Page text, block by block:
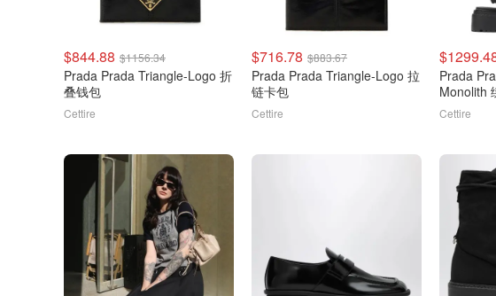
$844.88 $1156.34
Prada Prada Triangle-Logo 折
叠钱包
Cettire
$716.78 $883.67
Prada Prada Triangle-Logo 拉
链卡包
Cettire
Prada
Monolith
Cettire